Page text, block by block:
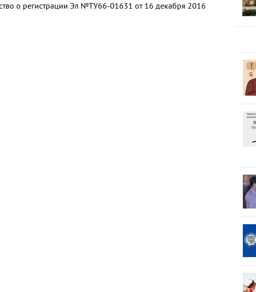
о регистрации Эл №ТУ66-01631 от 16 декабря 2016